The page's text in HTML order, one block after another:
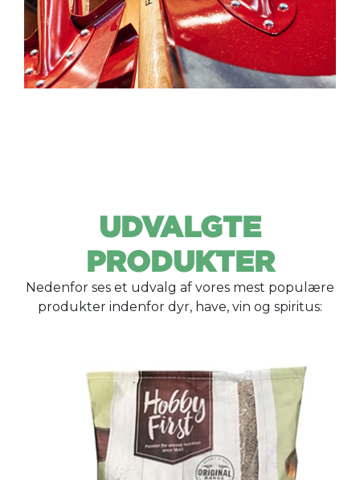
UDVALGTE
PRODUKTER
Nedenfor ses et udvalg af vores mest populære
produkter indenfor dyr, have, vin og spiritus: